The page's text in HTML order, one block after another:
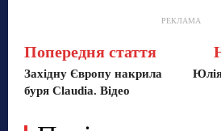
РЕКЛАМА
Попередня стаття
Західну Європу накрила
буря Claudia. Відео